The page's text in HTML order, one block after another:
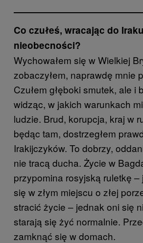
Co czułeś, wracając do
nieobecności?
Wychowałem się w Wielkiej
zobaczyłem, naprawdę mnie
Czułem głęboki smutek, ale i
widząc, w jakich warunkach
ludzie. Brud, korupcja, kraj w
będąc tam, dostrzegłem
Irakijczyków. To dobrzy,
nie tracą ducha. Życie w
przypomina rosyjską ruletkę
się w złym miejscu o złej
stracić życie – jednak oni się
starają się żyć normalnie.
zamknąć się w domach.